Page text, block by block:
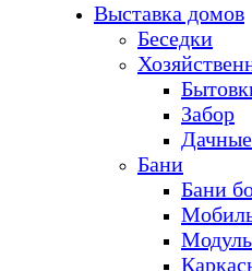
Выставка домов
Беседки
Забор
Бани
Бани